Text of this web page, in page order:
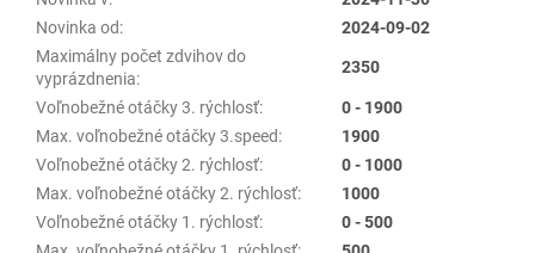
Novinka od:
2024-09-02
Maximálny počet zdvihov do
vyprázdnenia:
2350
Voľnobežné otáčky 3. rýchlosť:
0 - 1900
Max. voľnobežné otáčky 3.speed:
1900
Voľnobežné otáčky 2. rýchlosť:
0 - 1000
Max. voľnobežné otáčky 2. rýchlosť:
1000
Voľnobežné otáčky 1. rýchlosť:
0 - 500